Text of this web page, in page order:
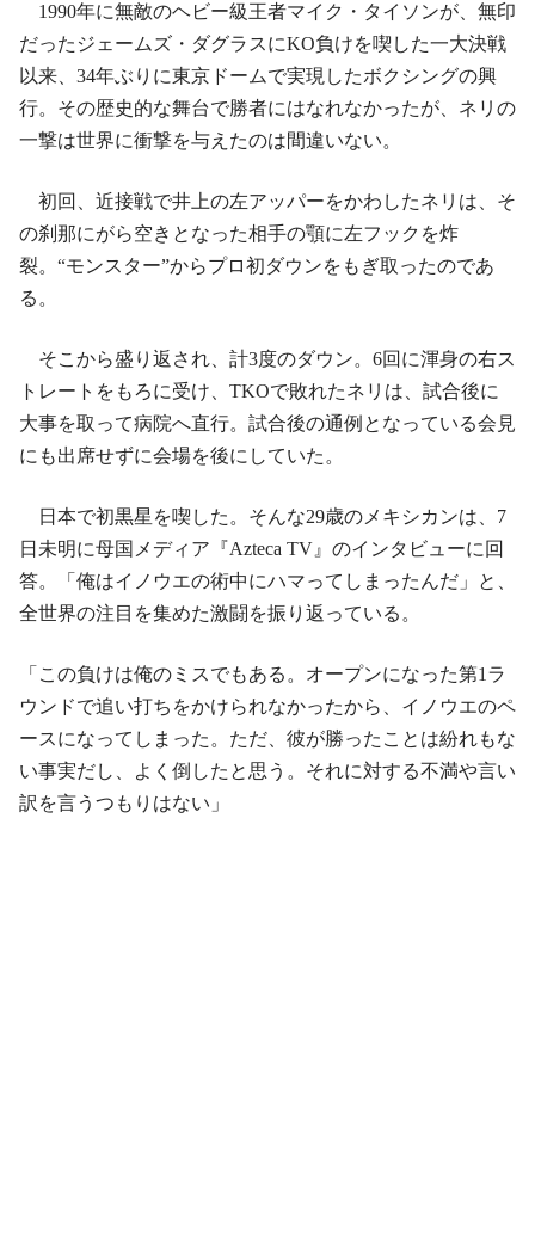
1990年に無敵のヘビー級王者マイク・タイソンが、無印
だったジェームズ・ダグラスにKO負けを喫した一大決戦
以来、34年ぶりに東京ドームで実現したボクシングの興
行。その歴史的な舞台で勝者にはなれなかったが、ネリの
一撃は世界に衝撃を与えたのは間違いない。
初回、近接戦で井上の左アッパーをかわしたネリは、そ
の刹那にがら空きとなった相手の顎に左フックを炸
裂。“モンスター”からプロ初ダウンをもぎ取ったのであ
る。
そこから盛り返され、計3度のダウン。6回に渾身の右ス
トレートをもろに受け、TKOで敗れたネリは、試合後に
大事を取って病院へ直行。試合後の通例となっている会見
にも出席せずに会場を後にしていた。
日本で初黒星を喫した。そんな29歳のメキシカンは、7
日未明に母国メディア『Azteca TV』のインタビューに回
答。「俺はイノウエの術中にハマってしまったんだ」と、
全世界の注目を集めた激闘を振り返っている。
「この負けは俺のミスでもある。オープンになった第1ラ
ウンドで追い打ちをかけられなかったから、イノウエのペ
ースになってしまった。ただ、彼が勝ったことは紛れもな
い事実だし、よく倒したと思う。それに対する不満や言い
訳を言うつもりはない」